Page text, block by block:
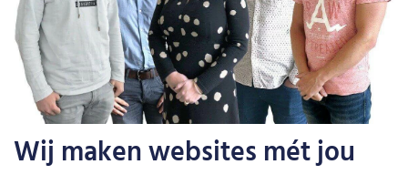
Wij maken websites mét jou